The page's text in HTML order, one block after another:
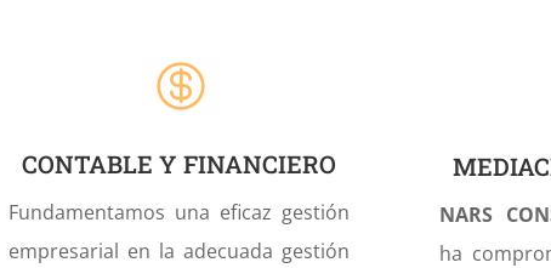

CONTABLE Y FINANCIERO
Fundamentamos una eficaz gestión
empresarial en la adecuada gestión
NARS
ha